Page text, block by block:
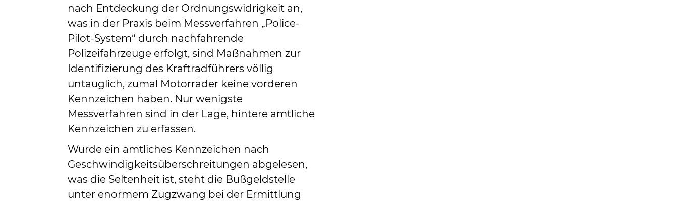
nach Entdeckung der Ordnungswidrigkeit an,
was in der Praxis beim Messverfahren „Police-
Pilot-System“ durch nachfahrende
Polizeifahrzeuge erfolgt, sind Maßnahmen zur
Identifizierung des Kraftradführers völlig
untauglich, zumal Motorräder keine vorderen
Kennzeichen haben. Nur wenigste
Messverfahren sind in der Lage, hintere amtliche
Kennzeichen zu erfassen.
Wurde ein amtliches Kennzeichen nach
Geschwindigkeitsüberschreitungen abgelesen,
was die Seltenheit ist, steht die Bußgeldstelle
unter enormem Zugzwang bei der Ermittlung